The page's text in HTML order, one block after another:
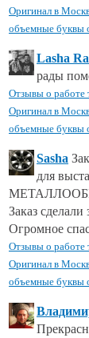
Оригинал в
объемные буквы
Lasha
рады
Отзывы о работе
Оригинал в
объемные буквы
Sasha
для
Заказ сделали
Огромное
Отзывы о работе
Оригинал в
объемные буквы